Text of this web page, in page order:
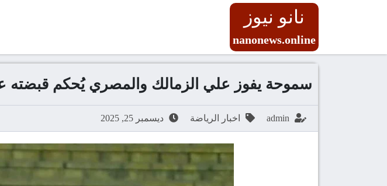
نانو نيوز
nanonews.online
سموحة يفوز علي الزمالك والمصري يُحكم
admin اخبار الرياضة ديسمبر 25, 2025